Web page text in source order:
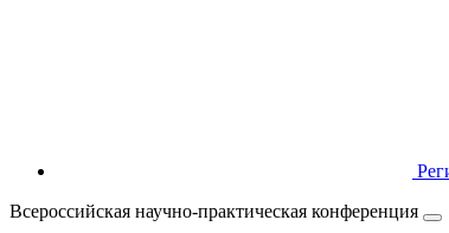
Всероссийская научно-практическая конференция